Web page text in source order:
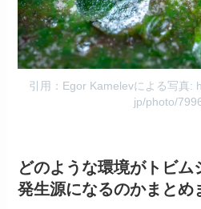
引用：Egor Kamelevによる写真:
jp/photo/
どのような環境がトビム
発生源になるのかまと